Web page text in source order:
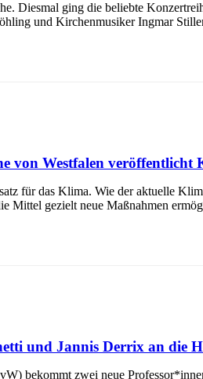
Diesmal ging die beliebte
und Kirchenmusiker Ingmar
von Westfalen veröffentlicht
für das Klima. Wie der aktuelle
gezielt neue Maßnahmen
und Jannis Derrix an die
bekommt zwei neue